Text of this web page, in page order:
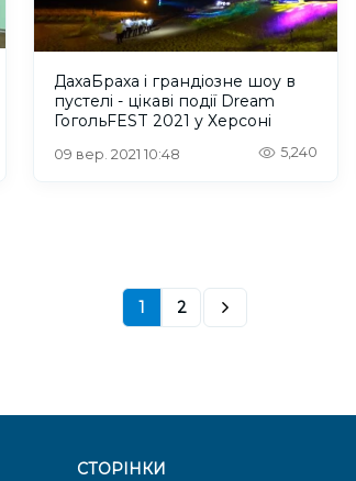
ДахаБраха і грандіозне шоу в
пустелі - цікаві події Dream
ГогольFEST 2021 у Херсоні
09 вер. 2021 10:48 5,240
1 2
СТОРІНКИ